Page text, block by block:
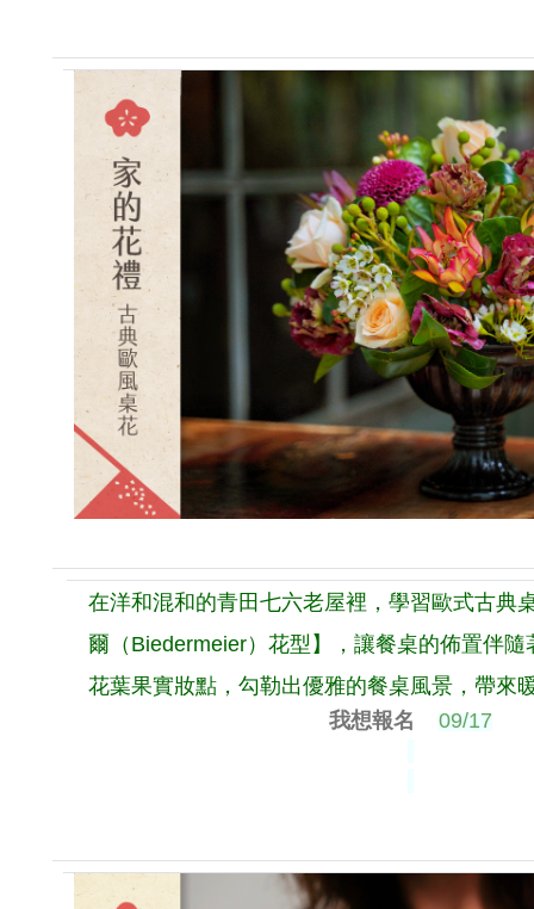
在洋和混和的青田七六老屋裡，學習歐式古典
爾（Biedermeier）花型】，讓餐桌的佈置伴
花葉果實妝點，勾勒出優雅的餐桌風景，帶來
我想報名
09/17